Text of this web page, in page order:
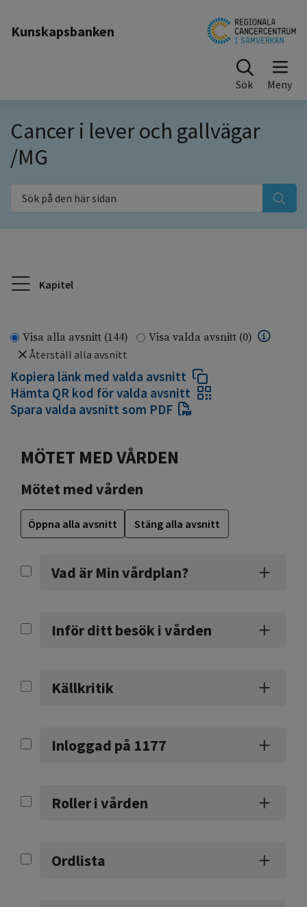
Kunskapsbanken
Sök
Cancer i lever och gallvägar
/MG
Sök på den här sidan
Kapitel
Visa alla avsnitt (144) Visa valda avsnitt (0)
Återställ alla avsnitt
Kopiera länk med valda avsnitt
Hämta QR kod för valda avsnitt
Spara valda avsnitt som PDF
MÖTET MED VÅRDEN
Mötet med vården
Öppna alla avsnitt Stäng alla avsnitt
Vad är Min vårdplan?
Inför ditt besök i vården
Källkritik
Inloggad på 1177
Roller i vården
Ordlista